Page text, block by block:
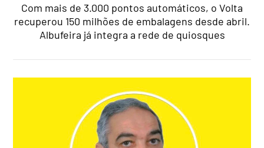
Com mais de 3.000 pontos automáticos, o Volta
recuperou 150 milhões de embalagens desde abril.
Albufeira já integra a rede de quiosques